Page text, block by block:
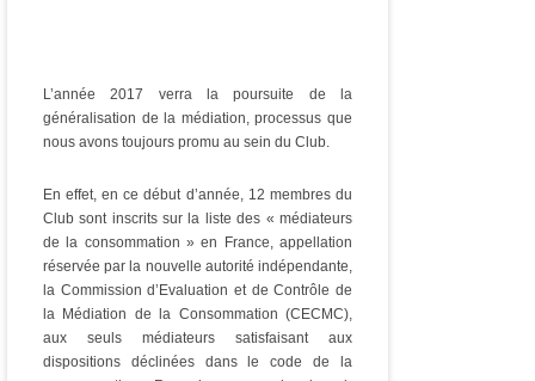
L’année 2017 verra la poursuite de la
généralisation de la médiation, processus que
nous avons toujours promu au sein du Club.
En effet, en ce début d’année, 12 membres du
Club sont inscrits sur la liste des « médiateurs
de la consommation » en France, appellation
réservée par la nouvelle autorité indépendante,
la Commission d’Evaluation et de Contrôle de
la Médiation de la Consommation (CECMC),
aux seuls médiateurs satisfaisant aux
dispositions déclinées dans le code de la